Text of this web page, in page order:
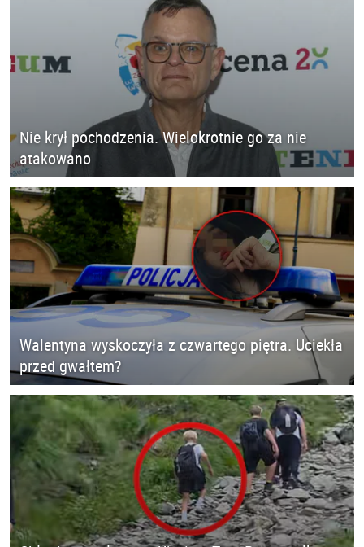
Nie krył pochodzenia. Wielokrotnie go za nie
atakowano
Walentyna wyskoczyła z czwartego piętra. Uciekła
przed gwałtem?